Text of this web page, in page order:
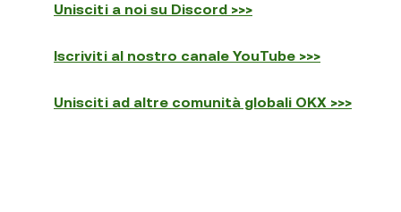
Unisciti a noi su Discord >>>
Iscriviti al nostro canale YouTube >>>
Unisciti ad altre comunità globali OKX >>>